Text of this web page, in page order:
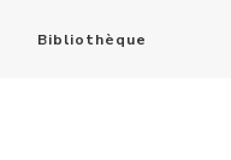
Bibliothèque